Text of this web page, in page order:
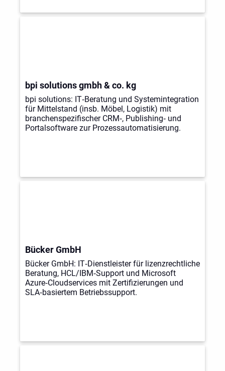
bpi solutions gmbh & co. kg
bpi solutions: IT‑Beratung und Systemintegration
für Mittelstand (insb. Möbel, Logistik) mit
branchenspezifischer CRM‑, Publishing‑ und
Portalsoftware zur Prozessautomatisierung.
Bücker GmbH
Bücker GmbH: IT‑Dienstleister für lizenzrechtliche
Beratung, HCL/IBM‑Support und Microsoft
Azure‑Cloudservices mit Zertifizierungen und
SLA‑basiertem Betriebssupport.